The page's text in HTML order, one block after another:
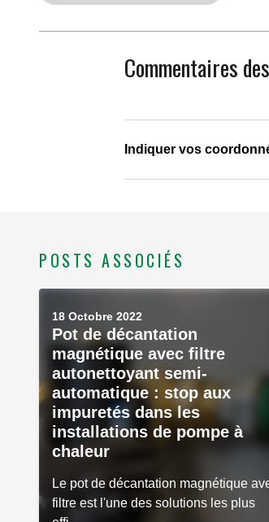
Commentaires
Indiquer vos
POSTS ASSOCIÉS
18 Octobre 2022
Pot de décantation
magnétique avec filtre
autonettoyant semi-
automatique : stop aux
impuretés dans les
installations de pompe à
chaleur
Le pot de décantation magnétique
filtre est l'une des solutions les plus